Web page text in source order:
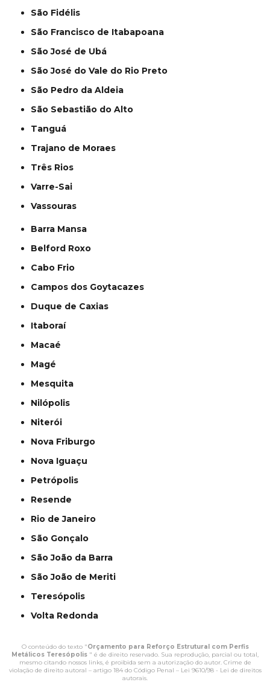
São Fidélis
São Francisco de Itabapoana
São José de Ubá
São José do Vale do Rio Preto
São Pedro da Aldeia
São Sebastião do Alto
Tanguá
Trajano de Moraes
Três Rios
Varre-Sai
Vassouras
Barra Mansa
Belford Roxo
Cabo Frio
Campos dos Goytacazes
Duque de Caxias
Itaboraí
Macaé
Magé
Mesquita
Nilópolis
Niterói
Nova Friburgo
Nova Iguaçu
Petrópolis
Resende
Rio de Janeiro
São Gonçalo
São João da Barra
São João de Meriti
Teresópolis
Volta Redonda
O conteúdo do texto "Orçamento para Reforço Estrutural com Perfis
Metálicos Teresópolis " é de direito reservado. Sua reprodução, parcial ou total,
mesmo citando nossos links, é proibida sem a autorização do autor. Crime de
violação de direito autoral – artigo 184 do Código Penal – Lei 9610/98 - Lei de direitos
autorais.